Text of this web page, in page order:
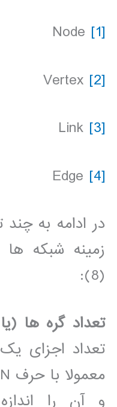
[1]
[2]
[3]
[4]
در ادامه به
زمینه شبکه ها
(8):
تعداد گره ها
تعداد اجزای
و آن را